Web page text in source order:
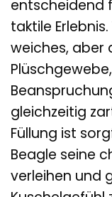
entscheidend
taktile
weiches, aber
gleichzeitig
Füllung ist
Beagle seine
verleihen und